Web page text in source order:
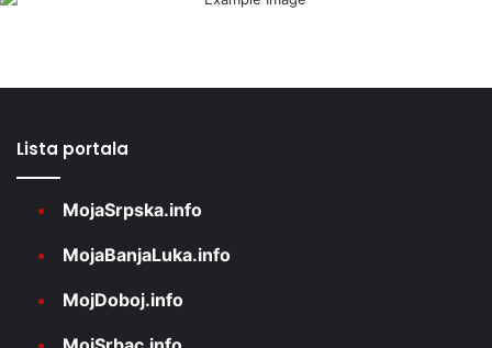
Lista portala
MojaSrpska.info
MojaBanjaLuka.info
MojDoboj.info